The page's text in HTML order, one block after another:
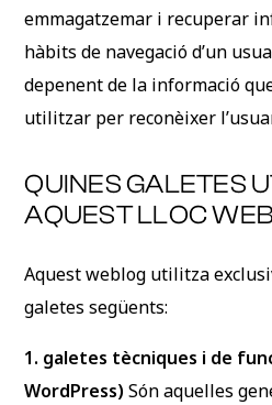
emmagatzemar i recuperar
hàbits de navegació d’un
depenent de la informació
utilitzar per reconèixer
QUINES GALETES
AQUEST LLOC
Aquest weblog utilitza
galetes següents:
1. galetes tècniques i de
WordPress) Són aquelles